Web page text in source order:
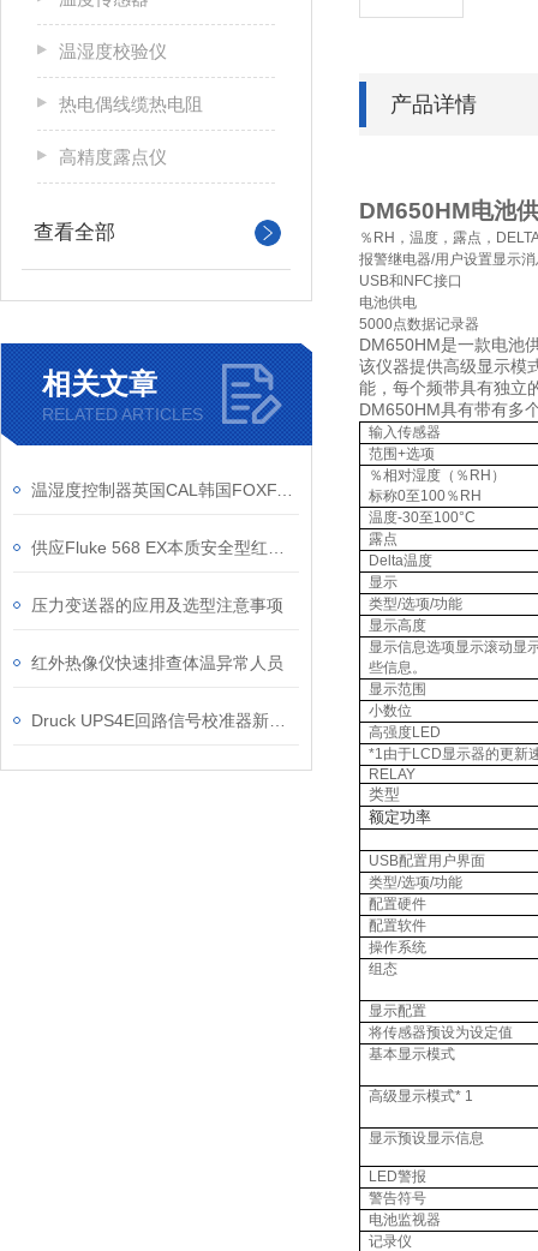
产品详情
DM650HM电池
％ RH ，温度，露点，
报警继电器/用户设置显示
USB和 NFC接口
电池供电
5000点数据记录器
DM650HM是一款电池
该仪器提供高级显示模
能，每个频带具有独立
DM650HM具有带有多
输入传感器
范围+选项
％相对湿度（％ RH ）
标称0至100％ RH
温度-30至100°C
露点
Delta温度
显示
类型/选项/功能
显示高度
显示信息选项显示滚动显
些信息。
显示范围
小数位
高强度LED
*1由于LCD显示器的更新
RELAY
类型
额定功率
USB配置用户界面
类型/选项/功能
配置硬件
配置软件
操作系统
组态
显示配置
将传感器预设为设定值
基本显示模式
高级显示模式* 1
显示预设显示信息
LED警报
警告符号
电池监视器
记录仪
温湿度校验仪
热电偶线缆热电阻
高精度露点仪
查看全部
相关文章
RELATED ARTICLES
压力变送器的应用及选型注意事项
红外热像仪快速排查体温异常人员